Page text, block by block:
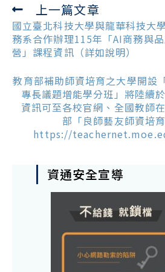
Read
more
articles
上一篇文章
國立臺北科技大學與龍華科技大
務系合作辦理115年「AI商務與
營」課程資訊（詳如說明）
教育部補助師資培育之大學開設
專長議題增能學分班」將陸續
資訊可至各校官網、全國教師
部「良師藝友師資培
https://
資通安全宣導